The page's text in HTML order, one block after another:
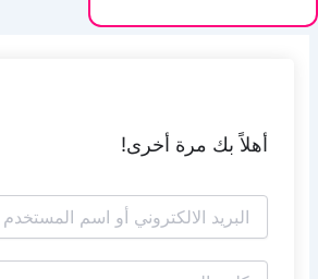
أهلاً بك مرة أخرى!